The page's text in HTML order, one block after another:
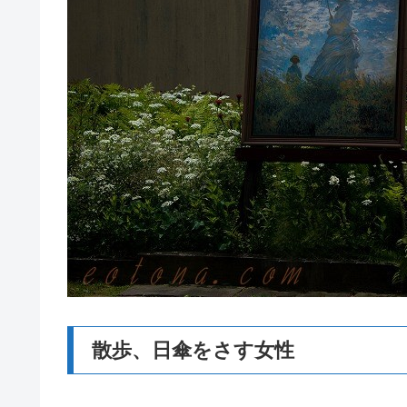
散歩、日傘をさす女性